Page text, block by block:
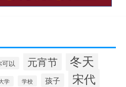
可以 元宵节 冬天
学 学校 孩子 宋代